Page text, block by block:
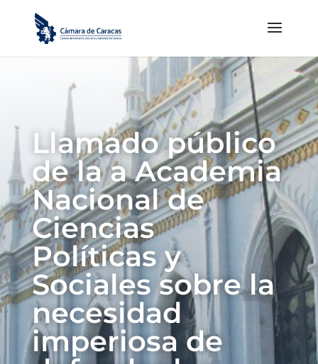
Llamado público
de la a Academia
Nacional de
Ciencias
Políticas y
Sociales sobre la
necesidad
imperiosa de